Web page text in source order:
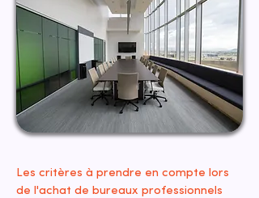
Les critères à prendre en compte lors
de l'achat de bureaux professionnels